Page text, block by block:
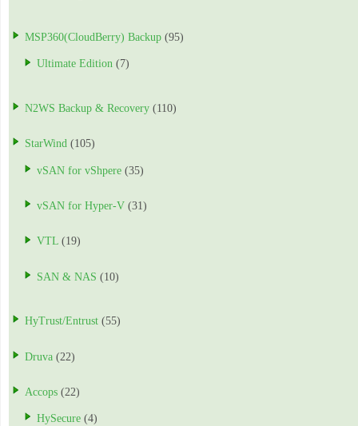
MSP360(CloudBerry) Backup (95)
Ultimate Edition (7)
N2WS Backup & Recovery (110)
StarWind (105)
vSAN for vShpere (35)
vSAN for Hyper-V (31)
VTL (19)
SAN & NAS (10)
HyTrust/Entrust (55)
Druva (22)
Accops (22)
HySecure (4)